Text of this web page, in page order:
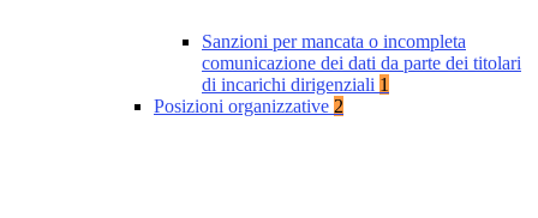
Sanzioni per mancata o incompleta
comunicazione dei dati da parte dei titolari
di incarichi dirigenziali 1
Posizioni organizzative 2